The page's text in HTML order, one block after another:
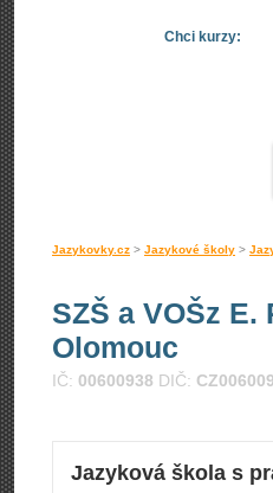
Chci kurzy:
Jazykovky.cz > Jazykové školy >
SZŠ a VOŠz
Olomouc
IČ: 00600938 DIČ:
Jazyková škola s